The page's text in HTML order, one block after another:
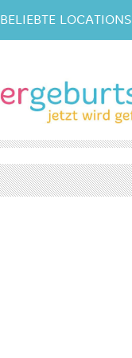
BELIEBTE LOCATIONS